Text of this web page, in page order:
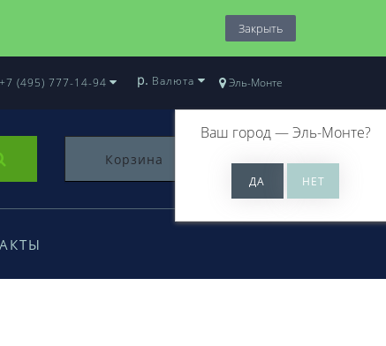
Закрыть
Эль-Монте
Ваш город —Эль-Монте?
+7 (495) 777-14-94 р. Валюта
Корзина 0